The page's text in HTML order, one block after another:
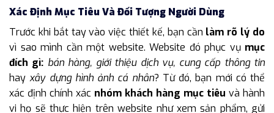
Xác Định Mục Tiêu Và Đối Tượng Người Dùng
Trước khi bắt tay vào việc thiết kế, bạn cần làm rõ lý do
vì sao mình cần một website. Website đó phục vụ mục
đích gì: bán hàng, giới thiệu dịch vụ, cung cấp thông tin
hay xây dựng hình ảnh cá nhân? Từ đó, bạn mới có thể
xác định chính xác nhóm khách hàng mục tiêu và hành
vi họ sẽ thực hiện trên website như xem sản phẩm, gửi